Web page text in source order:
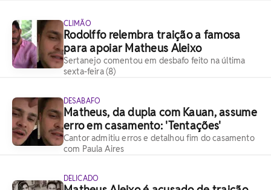
CLIMÃO
Rodolffo relembra traição a famosa
para apoiar Matheus Aleixo
Sertanejo comentou em desbafo feito na última
sexta-feira (8)
DESABAFO
Matheus, da dupla com Kauan, assume
erro em casamento: 'Tentações'
Cantor admitiu erros e detalhou fim do casamento
com Paula Aires
DELICADO